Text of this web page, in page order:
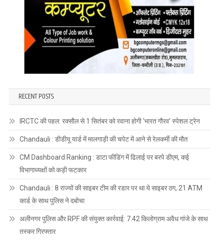
RECENT POSTS
IRCTC की पहल: रक्सौल से 1 सितंबर को रवाना होगी ‘भारत गौरव’ स्पेशल ट्रेन
Chandauli : डीडीयू यार्ड में मालगाड़ी की चपेट में आने से रेलकर्मी की मौत
CM Dashboard Ranking : डाटा फीडिंग में ढिलाई पर बरपे डीएम, कई
विभागाध्यक्षों को कड़ी फटकार
Chandauli : 8 राज्यों की साइबर टीम की रडार पर था ये साइबर ठग, 21 ATM
कार्ड के साथ पुलिस ने दबोचा
अलीनगर पुलिस और RPF की संयुक्त कार्रवाई: 7.42 किलोग्राम अवैध गांजे के साथ
तस्कर गिरफ्तार